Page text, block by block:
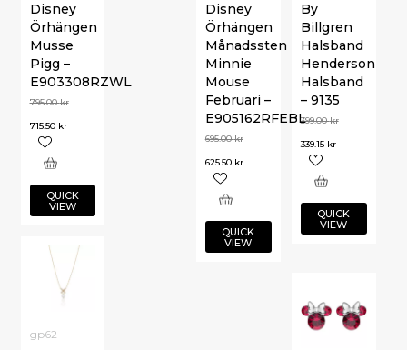
By
Billgren
Halsband
Henderson
Halsband
– 9135
399.00kr
339.15 kr
QUICK
VIEW
Disney
Örhängen
Musse
Pigg –
E903308RZWL
795.00kr
715.50 kr
QUICK
VIEW
Disney
Örhängen
Månadssten
Minnie
Mouse
Februari –
E905162RFEBL
695.00kr
625.50 kr
QUICK
VIEW
gp62